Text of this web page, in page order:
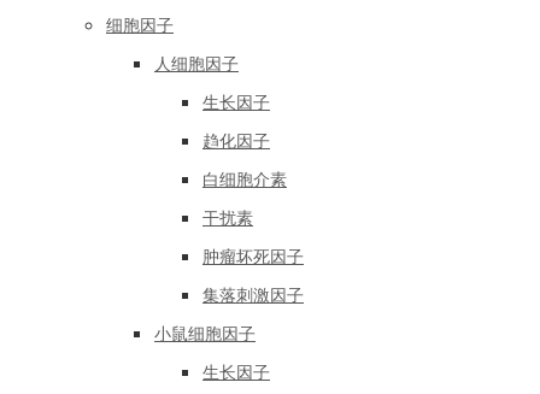
细胞因子
人细胞因子
生长因子
趋化因子
白细胞介素
干扰素
肿瘤坏死因子
集落刺激因子
小鼠细胞因子
生长因子